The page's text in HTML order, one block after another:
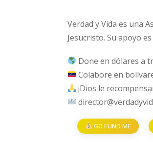
Verdad y Vida es una
Jesucristo. Su apoyo
Done en dólares a
Colabore en
¡Dios le
GO FUND ME